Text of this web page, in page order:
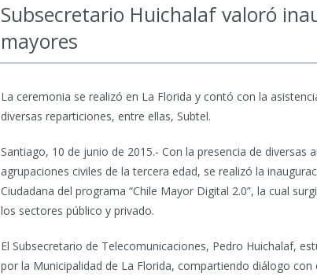
Subsecretario Huichalaf valoró
mayores
La ceremonia se realizó en La Florida y contó con la
diversas reparticiones, entre ellas, Subtel.
Santiago, 10 de junio de 2015.- Con la presencia de diversas
agrupaciones civiles de la tercera edad, se realizó la
Ciudadana del programa “Chile Mayor Digital 2.0”, la cual
los sectores público y privado.
El Subsecretario de Telecomunicaciones, Pedro Huichalaf,
por la Municipalidad de La Florida, compartiendo diálogo